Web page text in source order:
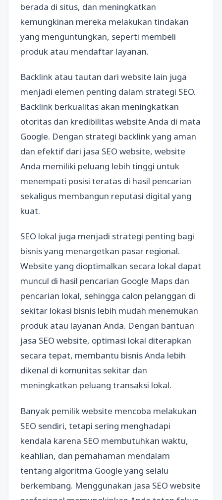
berada di situs, dan meningkatkan
kemungkinan mereka melakukan tindakan
yang menguntungkan, seperti membeli
produk atau mendaftar layanan.
Backlink atau tautan dari website lain juga
menjadi elemen penting dalam strategi SEO.
Backlink berkualitas akan meningkatkan
otoritas dan kredibilitas website Anda di mata
Google. Dengan strategi backlink yang aman
dan efektif dari jasa SEO website, website
Anda memiliki peluang lebih tinggi untuk
menempati posisi teratas di hasil pencarian
sekaligus membangun reputasi digital yang
kuat.
SEO lokal juga menjadi strategi penting bagi
bisnis yang menargetkan pasar regional.
Website yang dioptimalkan secara lokal dapat
muncul di hasil pencarian Google Maps dan
pencarian lokal, sehingga calon pelanggan di
sekitar lokasi bisnis lebih mudah menemukan
produk atau layanan Anda. Dengan bantuan
jasa SEO website, optimasi lokal diterapkan
secara tepat, membantu bisnis Anda lebih
dikenal di komunitas sekitar dan
meningkatkan peluang transaksi lokal.
Banyak pemilik website mencoba melakukan
SEO sendiri, tetapi sering menghadapi
kendala karena SEO membutuhkan waktu,
keahlian, dan pemahaman mendalam
tentang algoritma Google yang selalu
berkembang. Menggunakan jasa SEO website